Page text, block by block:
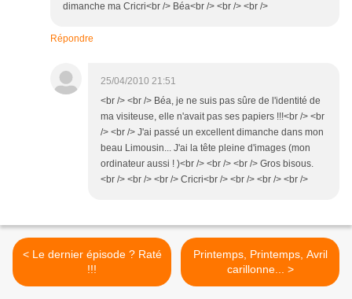
dimanche ma Cricri<br /> Béa<br /> <br /> <br />
Répondre
25/04/2010 21:51
<br /> <br /> Béa, je ne suis pas sûre de l'identité de
ma visiteuse, elle n'avait pas ses papiers !!!<br /> <br
/> <br /> J'ai passé un excellent dimanche dans mon
beau Limousin... J'ai la tête pleine d'images (mon
ordinateur aussi ! )<br /> <br /> <br /> Gros bisous.
<br /> <br /> <br /> Cricri<br /> <br /> <br /> <br />
< Le dernier épisode ? Raté
!!!
Printemps, Printemps, Avril
carillonne... >